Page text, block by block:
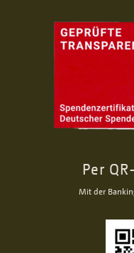
Per
Mit der